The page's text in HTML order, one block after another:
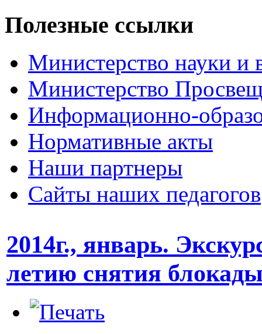
Полезные ссылки
Министерство науки и
Министерство
Информационно-
Нормативные акты
Наши партнеры
Сайты наших педагогов
2014г., январь.
летию снятия